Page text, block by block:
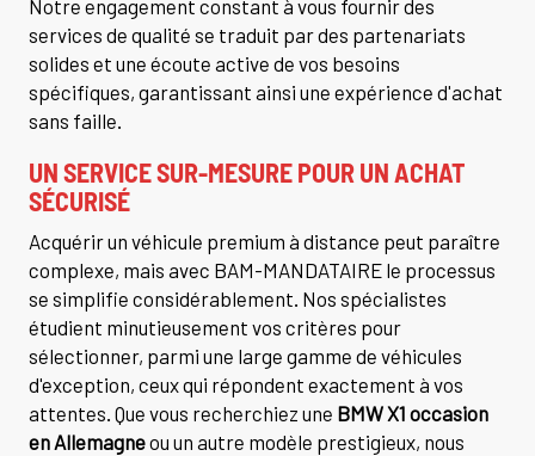
Notre engagement constant à vous fournir des
services de qualité se traduit par des partenariats
solides et une écoute active de vos besoins
spécifiques, garantissant ainsi une expérience d'achat
sans faille.
UN SERVICE SUR-MESURE POUR UN ACHAT
SÉCURISÉ
Acquérir un véhicule premium à distance peut paraître
complexe, mais avec BAM-MANDATAIRE le processus
se simplifie considérablement. Nos spécialistes
étudient minutieusement vos critères pour
sélectionner, parmi une large gamme de véhicules
d'exception, ceux qui répondent exactement à vos
attentes. Que vous recherchiez une BMW X1 occasion
en Allemagneou un autre modèle prestigieux, nous